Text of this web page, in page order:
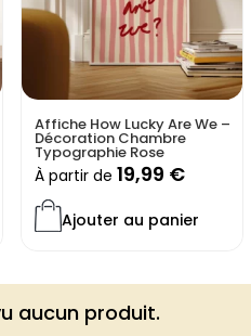
Affiche How Lucky Are We –
Décoration Chambre
Typographie Rose
À partir de 19,99 €
Ajouter au panier
aucun produit.